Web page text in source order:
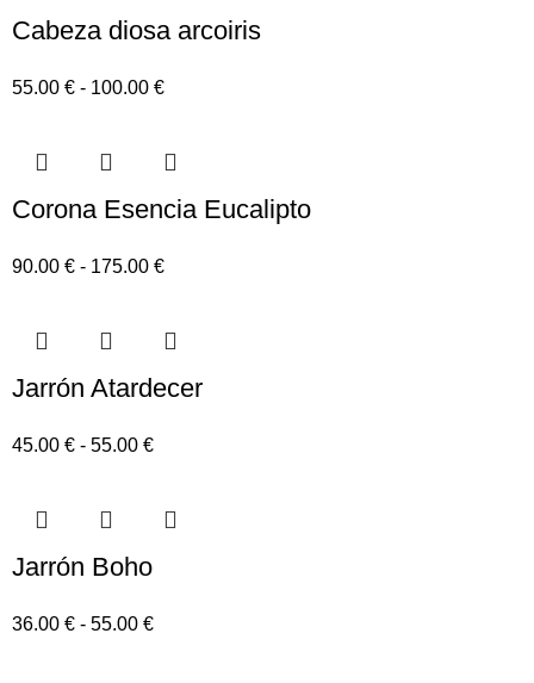
Cabeza diosa arcoiris
55.00 € - 100.00 €
Corona Esencia Eucalipto
90.00 € - 175.00 €
Jarrón Atardecer
45.00 € - 55.00 €
Jarrón Boho
36.00 € - 55.00 €